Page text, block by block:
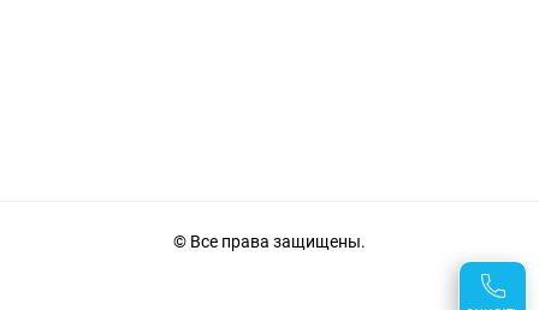
© Все права защищены.